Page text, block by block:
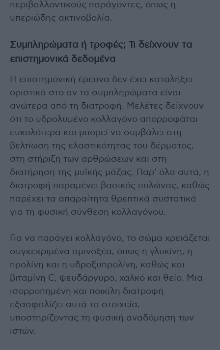
περιβαλλοντικούς παράγοντες, όπως η
υπεριώδης ακτινοβολία.
Συμπληρώματα ή τροφές; Τι δείχνουν τα
επιστημονικά δεδομένα
Η επιστημονική έρευνα δεν έχει καταλήξει
οριστικά στο αν τα συμπληρώματα είναι
ανώτερα από τη διατροφή. Μελέτες δείχνουν
ότι το υδρολυμένο κολλαγόνο απορροφάται
ευκολότερα και μπορεί να συμβάλει στη
βελτίωση της ελαστικότητας του δέρματος,
στη στήριξη των αρθρώσεων και στη
διατήρηση της μυϊκής μάζας. Παρ’ όλα αυτά, η
διατροφή παραμένει βασικός πυλώνας, καθώς
παρέχει τα απαραίτητα θρεπτικά συστατικά
για τη φυσική σύνθεση κολλαγόνου.
Για να παράγει κολλαγόνο, το σώμα χρειάζεται
συγκεκριμένα αμινοξέα, όπως η γλυκίνη, η
προλίνη και η υδροξυπρολίνη, καθώς και
βιταμίνη C, ψευδάργυρο, χαλκό και θείο. Μια
ισορροπημένη και ποικίλη διατροφή
εξασφαλίζει αυτά τα στοιχεία,
υποστηρίζοντας τη φυσική αναδόμηση των
ιστών.